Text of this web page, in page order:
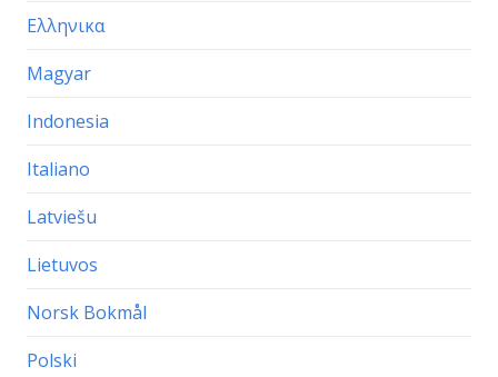
Ελληνικα
Magyar
Indonesia
Italiano
Latviešu
Lietuvos
Norsk Bokmål
Polski